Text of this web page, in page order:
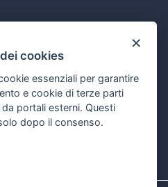
×
cookies
essenziali per garantire
e cookie di terze parti
portali esterni. Questi
dopo il consenso.